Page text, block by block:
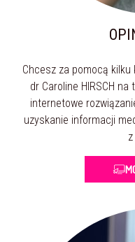
Chcesz za pomocą
dr Caroline HIRSCH
internetowe
uzyskanie informacji